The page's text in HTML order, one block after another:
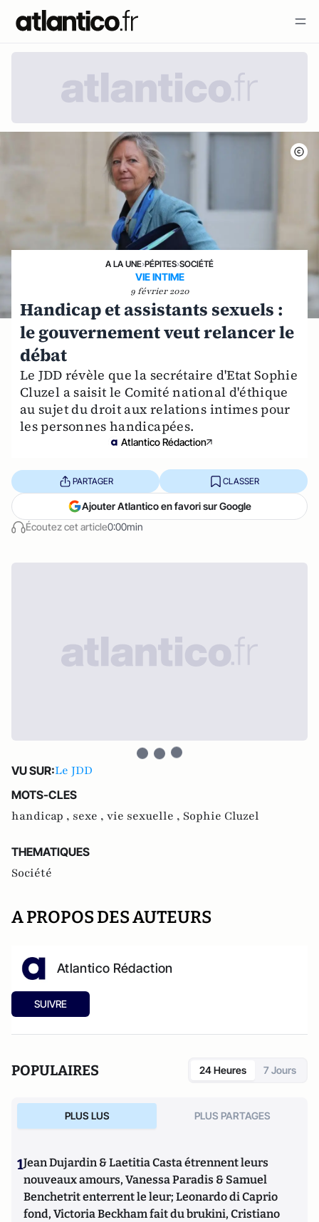
A LA UNE›PÉPITES›SOCIÉTÉ
VIE INTIME
9 février 2020
Handicap et assistants sexuels :
le gouvernement veut relancer le
débat
Le JDD révèle que la secrétaire d'Etat Sophie
Cluzel a saisit le Comité national d'éthique
au sujet du droit aux relations intimes pour
les personnes handicapées.
Atlantico Rédaction
Écoutez cet article0:00min
PARTAGER CLASSER
Ajouter Atlantico en favori sur Google
VU SUR:Le JDD
MOTS-CLES
handicap , sexe , vie sexuelle , Sophie Cluzel
THEMATIQUES
Société
A PROPOS DES AUTEURS
Atlantico Rédaction
SUIVRE
POPULAIRES 24 Heures 7 Jours
PLUS LUS PLUS PARTAGES
1Jean Dujardin & Laetitia Casta étrennent leurs
nouveaux amours, Vanessa Paradis & Samuel
Benchetrit enterrent le leur; Leonardo di Caprio
fond, Victoria Beckham fait du brukini, Cristiano